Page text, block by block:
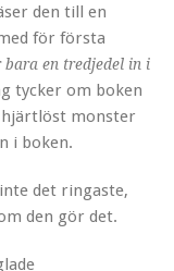
den till en
för första
bara en tredjedel in i
tycker om boken
monster
i boken.
det ringaste,
den gör det.